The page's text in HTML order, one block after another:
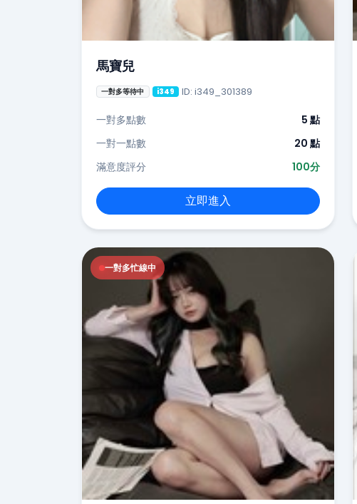
馬寶兒
一對多等待中 i349 ID: i349_301389
一對多點數
5 點
一對一點數
20 點
滿意度評分
100分
立即進入
一對多忙線中